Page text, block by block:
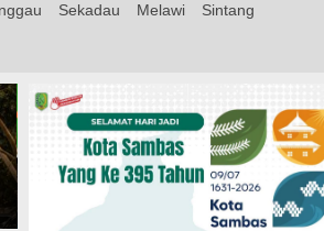
Sekadau Melawi Sintang
LEGATISI Datang Tepat
Waktu, Yayasan Tak Muncul:
Klarifikasi Berujung Langkah